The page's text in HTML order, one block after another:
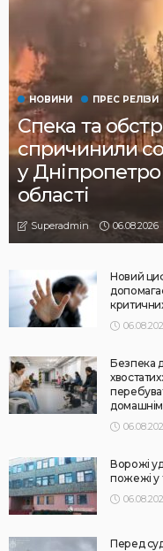
НОВИНИ ПРЕС РЕЛІЗИ
Спека та
спричинили
у
області
Superadmin 06.08.2026
Новий
Безпека
Ворожі
пожежі у
Перед